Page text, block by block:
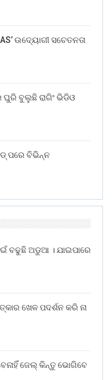
ଉଦ୍ୟୋଗୀ ସଚେତନତା
ବୁଲୁଛି ରାଗିଂ ଭିଡିଓ
ପରେ ବିଭିନ୍ନ
ବଢୁଛି ଅଡୁଆ । ଯାଇପାରେ
ଖେଳ ପଦର୍ଶନ କରି ନା
ଜେଲ୍ କିନ୍ତୁ ଭୋଗିବେ